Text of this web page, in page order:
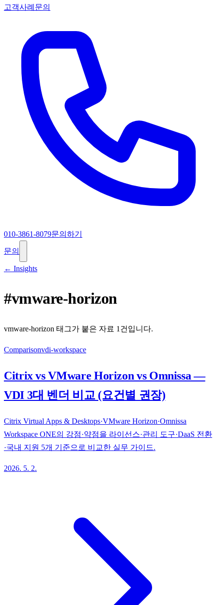
고객사례 문의
010-3861-8079문의하기
문의
← Insights
#vmware-horizon
vmware-horizon 태그가 붙은 자료 1 건입니다.
Comparisonvdi-workspace
Citrix vs VMware Horizon vs Omnissa —
VDI 3대 벤더 비교 (요건별 권장)
Citrix Virtual Apps & Desktops·VMware Horizon·Omnissa
Workspace ONE의 강점·약점을 라이선스·관리 도구·DaaS 전환
·국내 지원 5개 기준으로 비교한 실무 가이드.
2026. 5. 2.